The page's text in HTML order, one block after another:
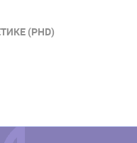
(PHD)